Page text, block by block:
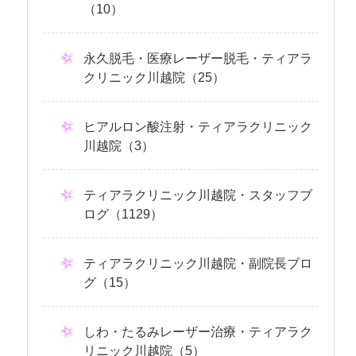
（10）
永久脱毛・医療レーザー脱毛・ティアラ
クリニック川越院（25）
ヒアルロン酸注射・ティアラクリニック
川越院（3）
ティアラクリニック川越院・スタッフブ
ログ（1129）
ティアラクリニック川越院・副院長ブロ
グ（15）
しわ・たるみレーザー治療・ティアラク
リニック川越院（5）